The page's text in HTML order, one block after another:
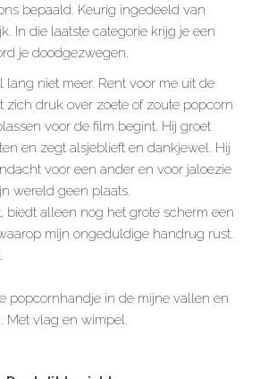
bepaald. Keurig ingedeeld van
In die laatste categorie krijg je een
je doodgezwegen.
lang niet meer. Rent voor me uit de
zich druk over zoete of zoute popcorn
voor de film begint. Hij groet
en zegt alsjeblieft en dankjewel. Hij
voor een ander en voor jaloezie
wereld geen plaats.
biedt alleen nog het grote scherm een
mijn ongeduldige handrug rust.
popcornhandje in de mijne vallen en
Met vlag en wimpel.